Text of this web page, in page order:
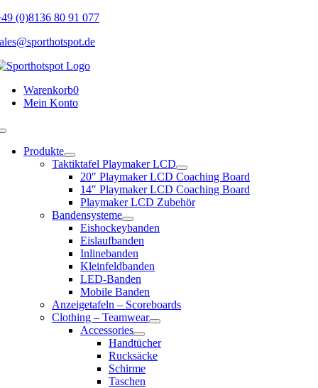
Skip
content
(0)8136 80 91 077
Warenkorb0
Mein Konto
Toggle
NavigationProdukte
Taktiktafel Playmaker LCD
20″ Playmaker LCD Coaching Board
14″ Playmaker LCD Coaching Board
Playmaker LCD Zubehör
Bandensysteme
Eishockeybanden
Eislaufbanden
Inlinebanden
Kleinfeldbanden
LED-Banden
Mobile Banden
Anzeigetafeln – Scoreboards
Clothing – Teamwear
Accessories
Handtücher
Rucksäcke
Schirme
Taschen